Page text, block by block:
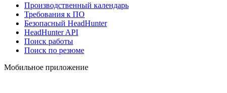
Производственный календарь
Требования к ПО
Безопасный HeadHunter
HeadHunter API
Поиск работы
Поиск по резюме
Мобильное приложение